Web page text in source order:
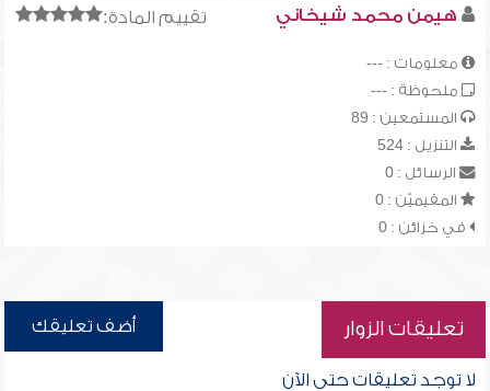
تقييم المادة: هيمن محمد شيخاني
معلومات : ---
ملحوظة : ---
المستمعين : 89
التنزيل : 524
الرسائل : 0
المقيميّن : 0
في خزائن : 0
تعليقات الزوار أضف تعليقك
لا توجد تعليقات حتى الآن